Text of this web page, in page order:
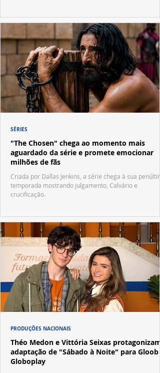
"The Chosen" chega ao momento mais
aguardado da série e promete emocionar
milhões de fãs
Criada por Dallas Jenkins, a série chega à sua
temporada mostrando julgamento, Calvário e
crucificação.
SÉRIES
Théo Medon e Vittória Seixas protagonizam
adaptação de "Sábado à Noite" para Gloob e
Globoplay
PRODUÇÕES NACIONAIS